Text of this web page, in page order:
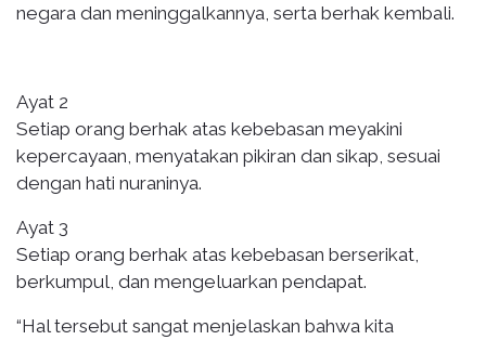
negara dan meninggalkannya, serta berhak kembali.
Ayat 2
Setiap orang berhak atas kebebasan meyakini
kepercayaan, menyatakan pikiran dan sikap, sesuai
dengan hati nuraninya.
Ayat 3
Setiap orang berhak atas kebebasan berserikat,
berkumpul, dan mengeluarkan pendapat.
“Hal tersebut sangat menjelaskan bahwa kita